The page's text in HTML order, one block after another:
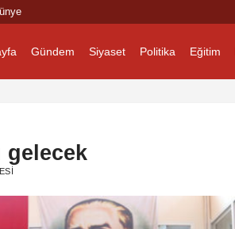
Gündem Siyaset Politika Eğitim
gelecek